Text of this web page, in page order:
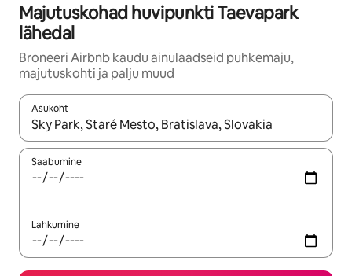
Majutuskohad huvipunkti Taevapark
lähedal
Broneeri Airbnb kaudu ainulaadseid puhkemaju,
majutuskohti ja palju muud
Asukoht
Kui tulemused on kuvatud, liigu ekraanil nooleklahvidega või
Saabumine
Lahkumine